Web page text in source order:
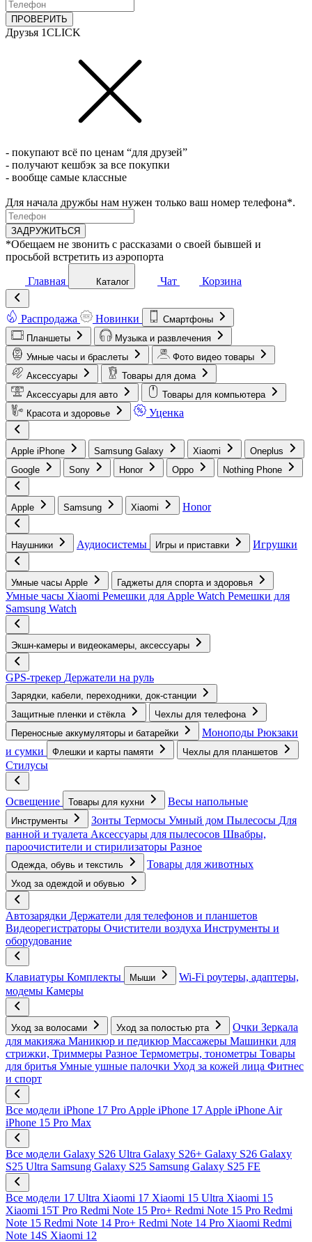
ПРОВЕРИТЬ
Друзья 1CLICK
- покупают всё по ценам “для друзей”
- получают кешбэк за все покупки
- вообще самые классные
Для начала дружбы нам нужен только ваш номер телефона*.
ЗАДРУЖИТЬСЯ
*Обещаем не звонить с рассказами о своей бывшей и
просьбой встретить из аэропорта
Главная Каталог Чат Корзина
Распродажа Новинки
Смартфоны
Планшеты
Музыка и развлечения
Умные часы и браслеты
Фото видео товары
Аксессуары
Товары для дома
Аксессуары для авто
Товары для компьютера
Красота и здоровье
Уценка
Apple iPhone Samsung Galaxy Xiaomi
Oneplus
Google
Sony Honor Oppo Nothing Phone
Apple Samsung Xiaomi Honor
Наушники Аудиосистемы Игры и приставки Игрушки
Умные часы Apple Гаджеты для спорта и здоровья
Умные часы Xiaomi Ремешки для Apple Watch Ремешки для
Samsung Watch
Экшн-камеры и видеокамеры, аксессуары
GPS-трекер Держатели на руль
Зарядки, кабели, переходники, док-станции
Защитные пленки и стёкла
Чехлы для телефона
Переносные аккумуляторы и батарейки
Моноподы Рюкзаки
и сумки
Флешки и карты памяти Чехлы для планшетов
Стилусы
Освещение Товары для кухни Весы напольные
Инструменты Зонты Термосы Умный дом Пылесосы Для
ванной и туалета Аксессуары для пылесосов Швабры,
пароочистители и стирилизаторы Разное
Одежда, обувь и текстиль Товары для животных
Уход за одеждой и обувью
Автозарядки Держатели для телефонов и планшетов
Видеорегистраторы Очистители воздуха Инструменты и
оборудование
Клавиатуры Комплекты Мыши
Wi-Fi роутеры, адаптеры,
модемы Камеры
Уход за волосами Уход за полостью рта Очки Зеркала
для макияжа Маникюр и педикюр Массажеры Машинки для
стрижки, Триммеры Разное Термометры, тонометры Товары
для бритья Умные ушные палочки Уход за кожей лица Фитнес
и спорт
Все модели iPhone 17 Pro Apple iPhone 17 Apple iPhone Air
iPhone 15 Pro Max
Все модели Galaxy S26 Ultra Galaxy S26+ Galaxy S26 Galaxy
S25 Ultra Samsung Galaxy S25 Samsung Galaxy S25 FE
Все модели 17 Ultra Xiaomi 17 Xiaomi 15 Ultra Xiaomi 15
Xiaomi 15T Pro Redmi Note 15 Pro+ Redmi Note 15 Pro Redmi
Note 15 Redmi Note 14 Pro+ Redmi Note 14 Pro Xiaomi Redmi
Note 14S Xiaomi 12